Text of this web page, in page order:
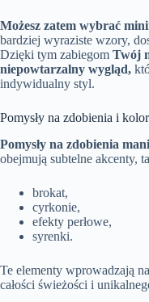
Możesz zatem wybrać
bardziej wyraziste wzory,
Dzięki tym zabiegom Twój
niepowtarzalny wygląd,
indywidualny styl.
Pomysły na zdobienia i
Pomysły na zdobienia
obejmują subtelne akcenty,
brokat,
cyrkonie,
efekty perłowe,
syrenki.
Te elementy wprowadzają
całości świeżości i